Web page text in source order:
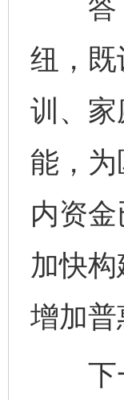
答：
纽，
训、
能，
内资
加快
增加
下一